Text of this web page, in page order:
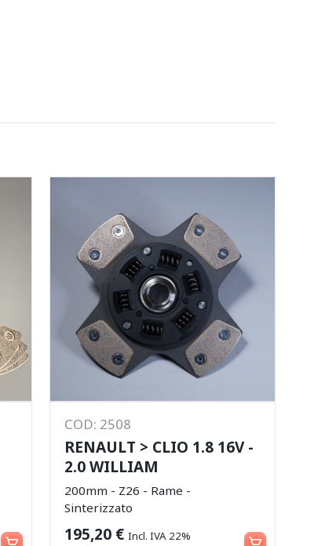
Aggiungi al carrello
COD: 2508
RENAULT > CLIO 1.8 16V -
2.0 WILLIAM
200mm - Z26 - Rame -
Sinterizzato
195,20 € Incl. IVA 22% Aggiungi al carrello